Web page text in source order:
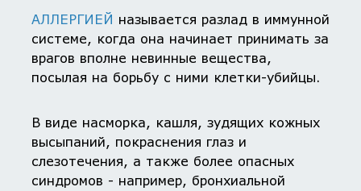
АЛЛЕРГИЕЙ называется разлад в иммунной
системе, когда она начинает принимать за
врагов вполне невинные вещества,
посылая на борьбу с ними клетки-убийцы.
В виде насморка, кашля, зудящих кожных
высыпаний, покраснения глаз и
слезотечения, а также более опасных
синдромов - например, бронхиальной